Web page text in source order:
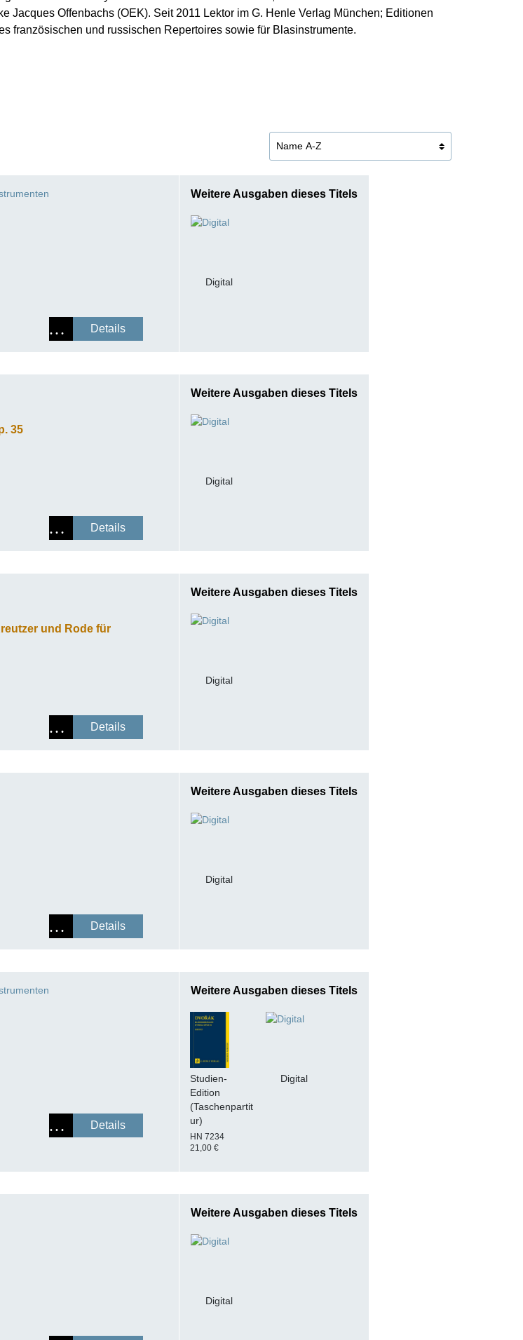
Jacques Offenbachs (OEK). Seit 2011 Lektor im G. Henle Verlag München; Editionen
französischen und russischen Repertoires sowie für Blasinstrumente.
Details
Weitere Ausgaben dieses Titels
Digital
35
Details
Weitere Ausgaben dieses Titels
Digital
und Rode für
Details
Weitere Ausgaben dieses Titels
Digital
Details
Weitere Ausgaben dieses Titels
Digital
Details
Weitere Ausgaben dieses Titels
Studien-
Edition
(Taschenpartit
ur)
HN 7234
21,00 €
Digital
Weitere Ausgaben dieses Titels
Digital